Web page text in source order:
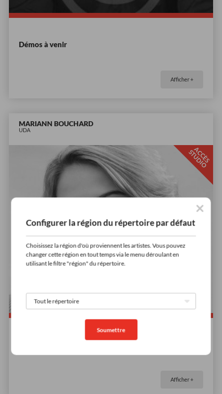
Configurer la région du répertoire par défaut
Choisissez la région d'où proviennent les artistes. Vous pouvez
changer cette région en tout temps via le menu déroulant en
utilisant le filtre "région" du répertoire.
Soumettre
Démos à venir
Afficher +
MARIANN BOUCHARD
UDA
A
C
C
È
S
S
T
U
D
I
O
Afficher +